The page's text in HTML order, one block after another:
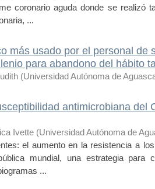
coronario aguda donde se realizó
...
más usado por el personal de
para abandono del hábito
(Universidad Autónoma de
antimicrobiana del
Ivette (Universidad Autónoma de
el aumento en la resistencia a
mundial, una estrategia para
...